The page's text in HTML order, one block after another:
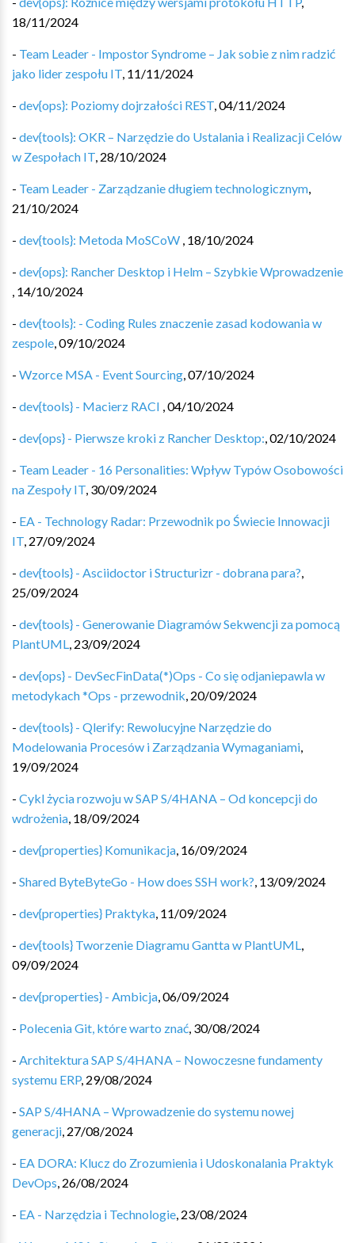
18/11/2024
- Team Leader - Impostor Syndrome – Jak sobie z nim radzić
jako lider zespołu IT, 11/11/2024
- dev{ops}: Poziomy dojrzałości REST,04/11/2024
- dev{tools}: OKR – Narzędzie do Ustalania i Realizacji Celów
w Zespołach IT, 28/10/2024
- Team Leader - Zarządzanie długiem technologicznym,
21/10/2024
- dev{tools}: Metoda MoSCoW , 18/10/2024
- dev{ops}: Rancher Desktop i Helm – Szybkie Wprowadzenie
, 14/10/2024
- dev{tools}: - Coding Rules znaczenie zasad kodowania w
zespole,09/10/2024
- Wzorce MSA - Event Sourcing,07/10/2024
- dev{tools} - Macierz RACI ,04/10/2024
- dev{ops} - Pierwsze kroki z Rancher Desktop:,02/10/2024
- Team Leader - 16 Personalities: Wpływ Typów Osobowości
na Zespoły IT, 30/09/2024
- EA - Technology Radar: Przewodnik po Świecie Innowacji
IT, 27/09/2024
- dev{tools} - Asciidoctor i Structurizr - dobrana para?,
25/09/2024
- dev{tools} - Generowanie Diagramów Sekwencji za pomocą
PlantUML, 23/09/2024
- dev{ops} - DevSecFinData(*)Ops - Co się odjaniepawla w
metodykach *Ops - przewodnik, 20/09/2024
- dev{tools} - Qlerify: Rewolucyjne Narzędzie do
Modelowania Procesów i Zarządzania Wymaganiami,
19/09/2024
- Cykl życia rozwoju w SAP S/4HANA – Od koncepcji do
wdrożenia, 18/09/2024
- dev{properties} Komunikacja, 16/09/2024
- Shared ByteByteGo - How does SSH work?, 13/09/2024
- dev{properties} Praktyka, 11/09/2024
- dev{tools} Tworzenie Diagramu Gantta w PlantUML,
09/09/2024
- dev{properties} - Ambicja,06/09/2024
- Polecenia Git, które warto znać, 30/08/2024
- Architektura SAP S/4HANA – Nowoczesne fundamenty
systemu ERP, 29/08/2024
- SAP S/4HANA – Wprowadzenie do systemu nowej
generacji, 27/08/2024
- EA DORA: Klucz do Zrozumienia i Udoskonalania Praktyk
DevOps, 26/08/2024
- EA - Narzędzia i Technologie, 23/08/2024